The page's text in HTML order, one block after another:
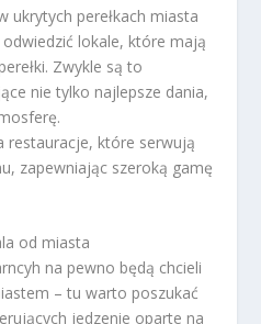
ukrytych perełkach miasta
lokale, które mają
Zwykle są to
nie tylko najlepsze dania,
restauracje, które serwują
zapewniając szeroką gamę
od miasta
na pewno będą chcieli
– tu warto poszukać
jedzenie oparte na